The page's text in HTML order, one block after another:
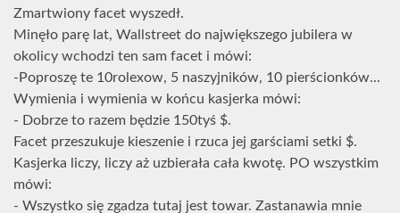
Zmartwiony facet wyszedł.
Minęło parę lat, Wallstreet do największego jubilera w
okolicy wchodzi ten sam facet i mówi:
-Poproszę te 10rolexow, 5 naszyjników, 10 pierścionków...
Wymienia i wymienia w końcu kasjerka mówi:
- Dobrze to razem będzie 150tyś $.
Facet przeszukuje kieszenie i rzuca jej garściami setki $.
Kasjerka liczy, liczy aż uzbierała cała kwotę. PO wszystkim
mówi:
- Wszystko się zgadza tutaj jest towar. Zastanawia mnie